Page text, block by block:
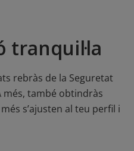
rebràs de la Seguretat
més, també obtindràs
s’ajusten al teu perfil i